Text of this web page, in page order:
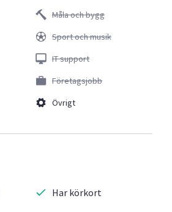
Måla och bygg
Sport och musik
IT support
Företagsjobb
Övrigt
Har körkort